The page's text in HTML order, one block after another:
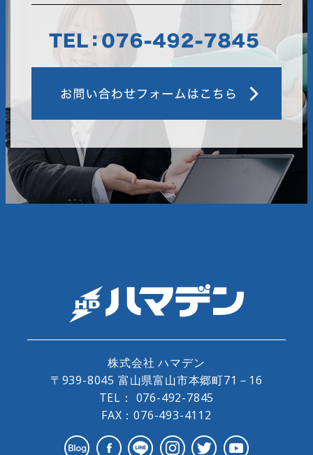
株式会社 ハマデン
〒939-8045 富山県富山市本郷町71－16
TEL： 076-492-7845
FAX：076-493-4112